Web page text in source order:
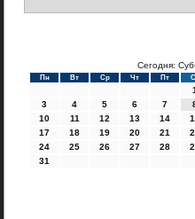
Сегодня:
Пн Вт Ср Чт Пт
1
3
4 5 6 7
10
11 12 13 14
17
18 19 20 21
24
25 26 27 28
31